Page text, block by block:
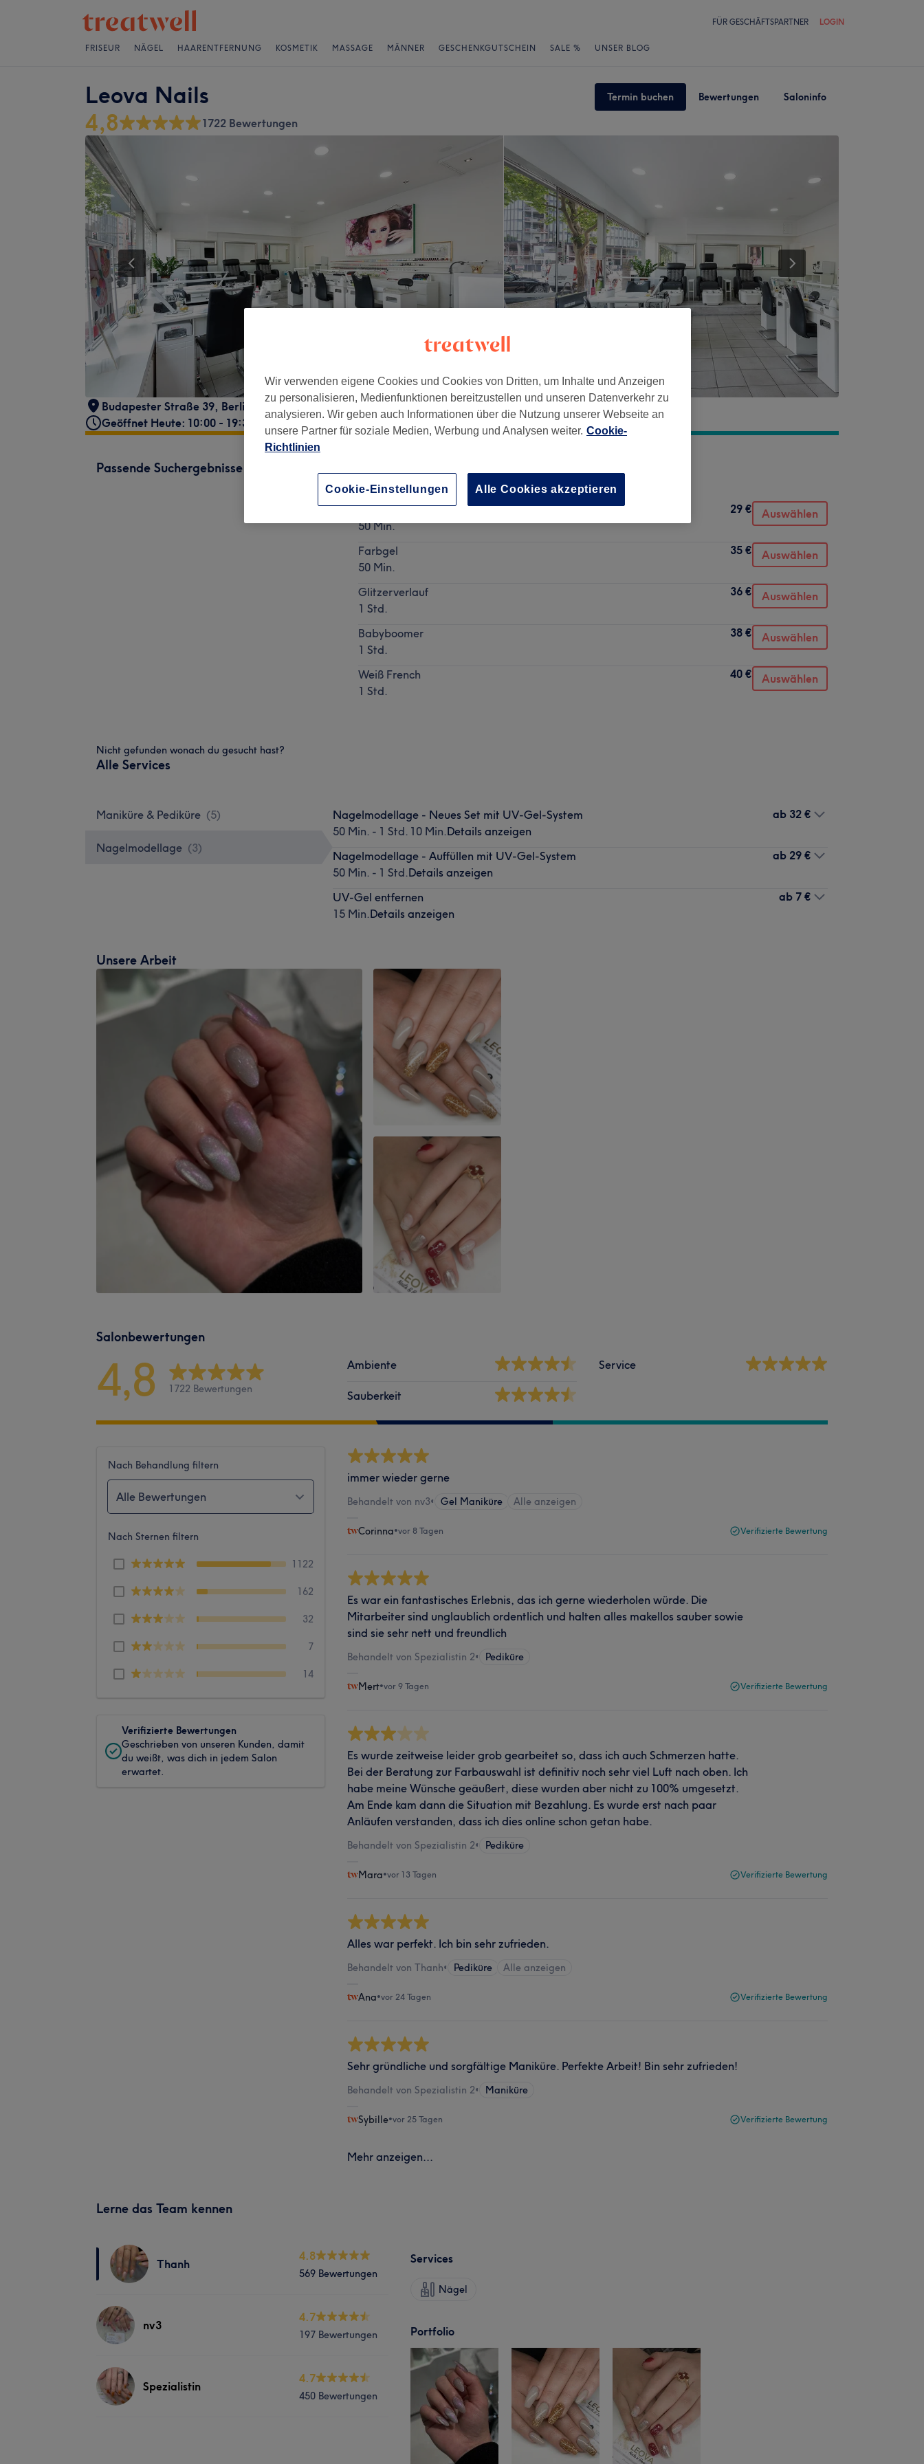
FÜR GESCHÄFTSPARTNER LOGIN
FRISEUR NÄGEL HAARENTFERNUNG KOSMETIK MASSAGE MÄNNER GESCHENKGUTSCHEIN SALE % UNSER BLOG
Leova Nails Termin buchen Bewertungen Saloninfo
4,8 1722 Bewertungen
Budapester Straße 39, Berlin, Charlottenburg, 10787
Geöffnet Heute: 10:00 - 19:30
Passende Suchergebnisse
Details anzeigen
Natur
50 Min.
29 € Auswählen
Farbgel
50 Min.
35 € Auswählen
Glitzerverlauf
1 Std.
36 € Auswählen
Babyboomer
1 Std.
38 € Auswählen
Weiß French
1 Std.
40 € Auswählen
Nicht gefunden wonach du gesucht hast?
Alle Services
Maniküre & Pediküre (5)
Nagelmodellage (3)
Nagelmodellage - Neues Set mit UV-Gel-System
50 Min. - 1 Std. 10 Min.Details anzeigen
ab 32 €
Nagelmodellage - Auffüllen mit UV-Gel-System
50 Min. - 1 Std.Details anzeigen
ab 29 €
UV-Gel entfernen
15 Min.Details anzeigen
ab 7 €
Unsere Arbeit
Salonbewertungen
4,8 1722 Bewertungen
Ambiente
Sauberkeit
Service
Nach Behandlung filtern
Alle Bewertungen
Nach Sternen filtern
1122
162
32
7
14
Verifizierte Bewertungen
Geschrieben von unseren Kunden, damit
du weißt, was dich in jedem Salon
erwartet.
immer wieder gerne
Behandelt von nv3• Gel Maniküre Alle anzeigen
Corinna•vor 8 Tagen Verifizierte Bewertung
Es war ein fantastisches Erlebnis, das ich gerne wiederholen würde. Die
Mitarbeiter sind unglaublich ordentlich und halten alles makellos sauber sowie
sind sie sehr nett und freundlich
Behandelt von Spezialistin 2• Pediküre
Mert•vor 9 Tagen Verifizierte Bewertung
Es wurde zeitweise leider grob gearbeitet so, dass ich auch Schmerzen hatte.
Bei der Beratung zur Farbauswahl ist definitiv noch sehr viel Luft nach oben. Ich
habe meine Wünsche geäußert, diese wurden aber nicht zu 100% umgesetzt.
Am Ende kam dann die Situation mit Bezahlung. Es wurde erst nach paar
Anläufen verstanden, dass ich dies online schon getan habe.
Behandelt von Spezialistin 2• Pediküre
Mara•vor 13 Tagen Verifizierte Bewertung
Alles war perfekt. Ich bin sehr zufrieden.
Behandelt von Thanh• Pediküre Alle anzeigen
Ana•vor 24 Tagen Verifizierte Bewertung
Sehr gründliche und sorgfältige Maniküre. Perfekte Arbeit! Bin sehr zufrieden!
Behandelt von Spezialistin 2• Maniküre
Sybille•vor 25 Tagen Verifizierte Bewertung
Mehr anzeigen...
Lerne das Team kennen
Thanh
4.8
569 Bewertungen
nv3
4.7
197 Bewertungen
Spezialistin
4.7
450 Bewertungen
Services
Nägel
Portfolio
Wir verwenden eigene Cookies und Cookies von Dritten, um Inhalte und Anzeigen
zu personalisieren, Medienfunktionen bereitzustellen und unseren Datenverkehr zu
analysieren. Wir geben auch Informationen über die Nutzung unserer Webseite an
unsere Partner für soziale Medien, Werbung und Analysen weiter. Cookie-
Richtlinien
Cookie-Einstellungen Alle Cookies akzeptieren